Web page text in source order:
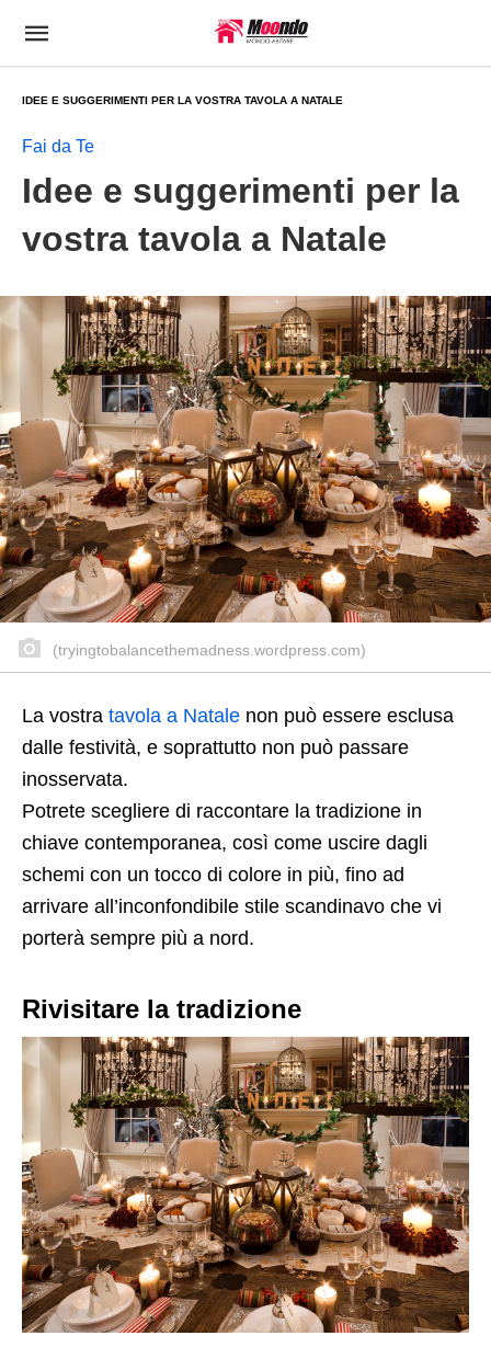
IDEE E SUGGERIMENTI PER LA VOSTRA TAVOLA A NATALE
Fai da Te
Idee e suggerimenti per la
vostra tavola a Natale
(tryingtobalancethemadness.wordpress.com)
La vostra tavola a Natale non può essere esclusa
dalle festività, e soprattutto non può passare
inosservata.
Potrete scegliere di raccontare la tradizione in
chiave contemporanea, così come uscire dagli
schemi con un tocco di colore in più, fino ad
arrivare all’inconfondibile stile scandinavo che vi
porterà sempre più a nord.
Rivisitare la tradizione